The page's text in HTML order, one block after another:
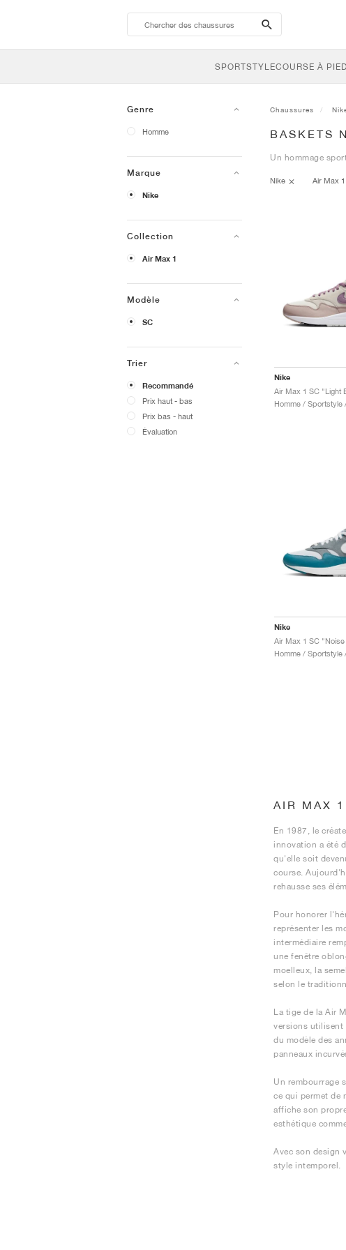
search-
btn
SPORTSTYLECOURSE À PIED
Genre
Homme
Marque
Nike
Collection
Air Max 1
Modèle
SC
Trier
Recommandé
Prix ​​haut - bas
Prix ​​bas - haut
Évaluation
Chaussures
BASKETS
Un hommage
Nike Air Max 1
Nike
Homme / Sportstyle
Nike
Air Max 1 SC
Homme / Sportstyle
AIR MAX
En 1987, le
innovation a été
qu'elle soit
course.
rehausse ses
Pour honorer
représenter les
intermédiaire
une fenêtre
moelleux, la
selon le
La tige de la Air
versions utilisent
du modèle des
panneaux
Un rembourrage
ce qui permet de
affiche son
esthétique
Avec son design
style intemporel.